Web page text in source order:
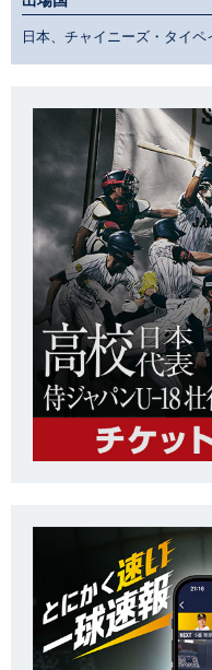
日本、チャイニーズ・タイ